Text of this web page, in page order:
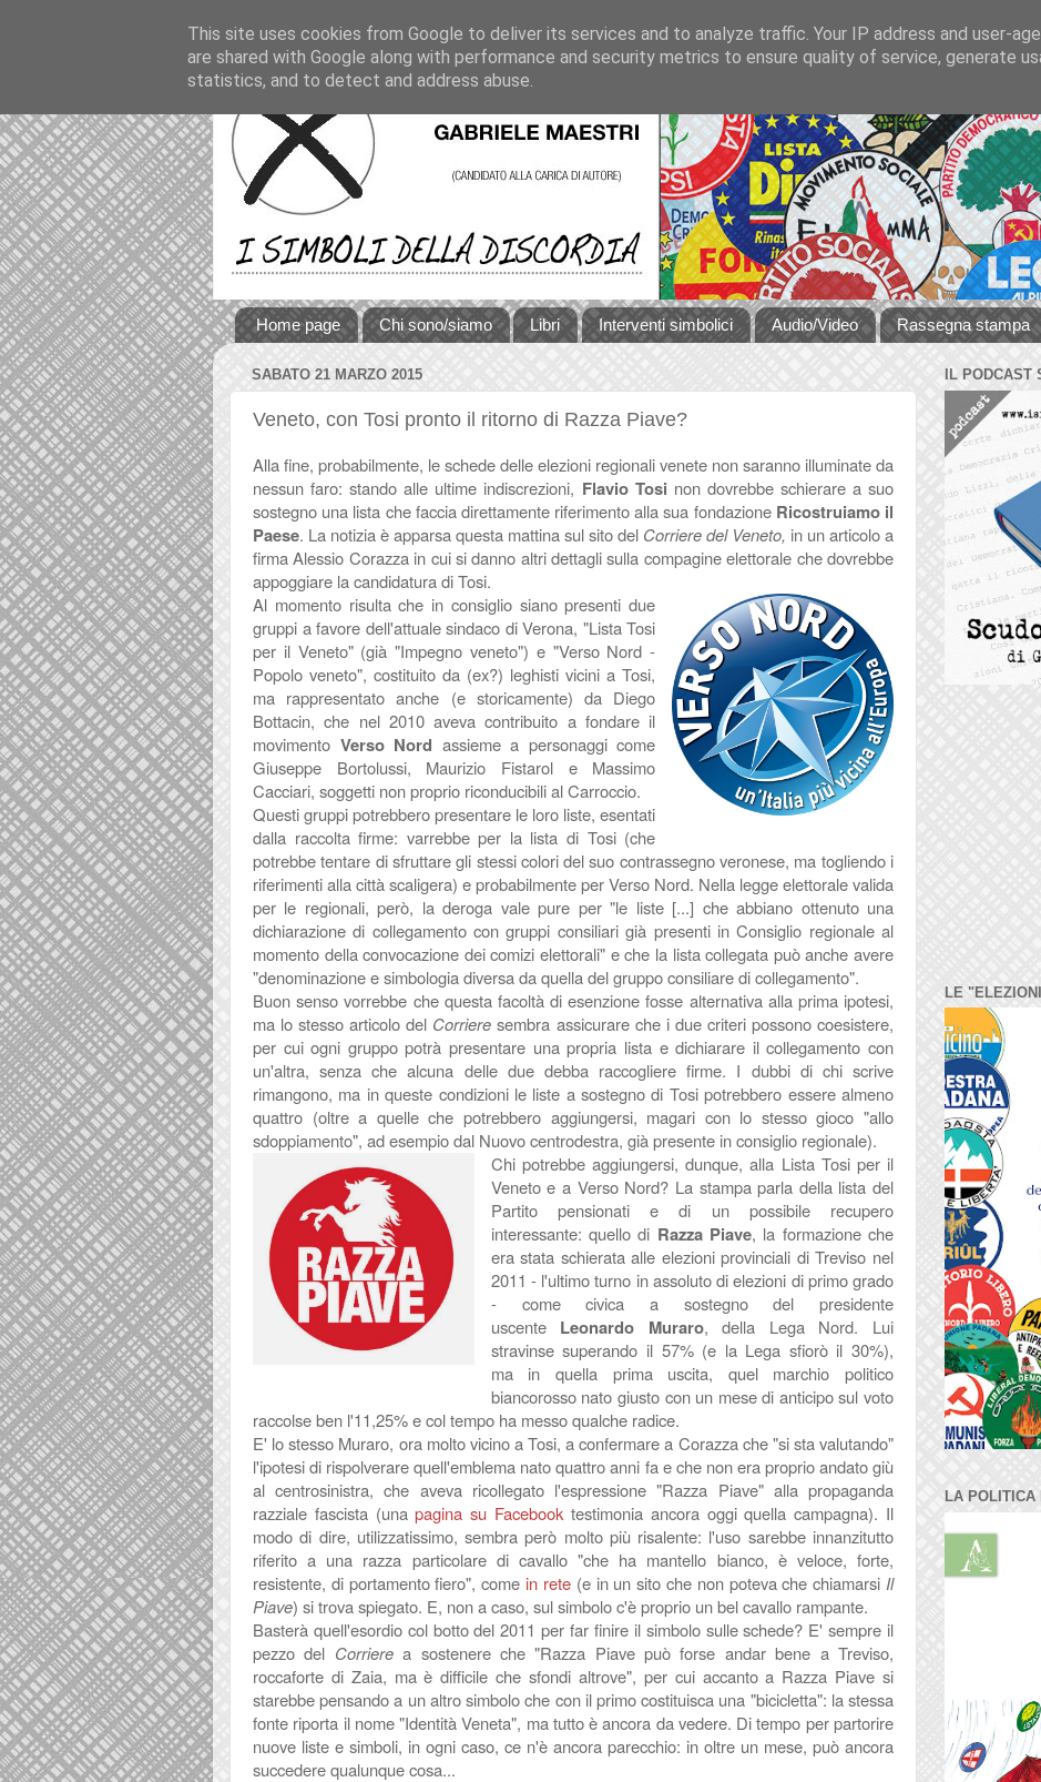
Home page Chi sono/siamo Libri Interventi simbolici Audio/Video Rassegna stampa
SABATO 21 MARZO 2015
Veneto, con Tosi pronto il ritorno di Razza Piave?
Alla fine, probabilmente, le schede delle elezioni regionali venete non saranno illuminate da
nessun faro: stando alle ultime indiscrezioni, Flavio Tosi non dovrebbe schierare a suo
sostegno una lista che faccia direttamente riferimento alla sua fondazione Ricostruiamo il
Paese. La notizia è apparsa questa mattina sul sito del Corriere del Veneto, in un articolo a
firma Alessio Corazza in cui si danno altri dettagli sulla compagine elettorale che dovrebbe
appoggiare la candidatura di Tosi.
Al momento risulta che in consiglio siano presenti due
gruppi a favore dell'attuale sindaco di Verona, "Lista Tosi
per il Veneto" (già "Impegno veneto") e "Verso Nord -
Popolo veneto", costituito da (ex?) leghisti vicini a Tosi,
ma rappresentato anche (e storicamente) da Diego
Bottacin, che nel 2010 aveva contribuito a fondare il
movimento Verso Nord assieme a personaggi come
Giuseppe Bortolussi, Maurizio Fistarol e Massimo
Cacciari, soggetti non proprio riconducibili al Carroccio.
Questi gruppi potrebbero presentare le loro liste, esentati
dalla raccolta firme: varrebbe per la lista di Tosi (che
potrebbe tentare di sfruttare gli stessi colori del suo contrassegno veronese, ma togliendo i
riferimenti alla città scaligera) e probabilmente per Verso Nord. Nella legge elettorale valida
per le regionali, però, la deroga vale pure per "le liste [...] che abbiano ottenuto una
dichiarazione di collegamento con gruppi consiliari già presenti in Consiglio regionale al
momento della convocazione dei comizi elettorali" e che la lista collegata può anche avere
"denominazione e simbologia diversa da quella del gruppo consiliare di collegamento".
Buon senso vorrebbe che questa facoltà di esenzione fosse alternativa alla prima ipotesi,
ma lo stesso articolo del Corriere sembra assicurare che i due criteri possono coesistere,
per cui ogni gruppo potrà presentare una propria lista e dichiarare il collegamento con
un'altra, senza che alcuna delle due debba raccogliere firme. I dubbi di chi scrive
rimangono, ma in queste condizioni le liste a sostegno di Tosi potrebbero essere almeno
quattro (oltre a quelle che potrebbero aggiungersi, magari con lo stesso gioco "allo
sdoppiamento", ad esempio dal Nuovo centrodestra, già presente in consiglio regionale).
Chi potrebbe aggiungersi, dunque, alla Lista Tosi per il
Veneto e a Verso Nord? La stampa parla della lista del
Partito pensionati e di un possibile recupero
interessante: quello di Razza Piave, la formazione che
era stata schierata alle elezioni provinciali di Treviso nel
2011 - l'ultimo turno in assoluto di elezioni di primo grado
- come civica a sostegno del presidente
uscente Leonardo Muraro, della Lega Nord. Lui
stravinse superando il 57% (e laLega sfiorò il 30%),
ma in quella prima uscita, quel marchio politico
biancorosso nato giusto con un mese di anticipo sul voto
raccolse ben l'11,25% e col tempo ha messo qualche radice.
E' lo stesso Muraro, ora molto vicino a Tosi, a confermare a Corazza che "si sta valutando"
l'ipotesi di rispolverare quell'emblema nato quattro anni fa e che non era proprio andato giù
al centrosinistra, che aveva ricollegato l'espressione "Razza Piave" alla propaganda
razziale fascista (unapagina su Facebook testimonia ancora oggi quella campagna). Il
modo di dire, utilizzatissimo, sembra però molto più risalente: l'uso sarebbe innanzitutto
riferito a una razza particolare di cavallo"che ha mantello bianco, è veloce, forte,
resistente, di portamento fiero", come in rete(e in un sito che non poteva che chiamarsi Il
Piave) si trova spiegato. E, non a caso, sul simbolo c'è proprio un bel cavallo rampante.
Basterà quell'esordio col botto del 2011 per far finire il simbolo sulle schede? E' sempre il
pezzo del Corrierea sostenere che "Razza Piave può forse andar bene a Treviso,
roccaforte di Zaia, ma è difficile che sfondi altrove", per cui accanto a Razza Piave si
starebbe pensando a un altro simbolo che con il primo costituisca una "bicicletta": la stessa
fonte riporta il nome "Identità Veneta", ma tutto è ancora da vedere. Di tempo per partorire
nuove liste e simboli, in ogni caso, ce n'è ancora parecchio: in oltre un mese, può ancora
succedere qualunque cosa...
IL PODCAST
LE
LA POLITICA
This site uses cookies from Google to deliver its services and to analyze traffic. Your IP address and user-
are shared with Google along with performance and security metrics to ensure quality of service, generate
statistics, and to detect and address abuse.